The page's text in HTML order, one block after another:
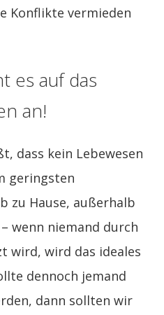
Konflikte vermieden
es auf das
an!
dass kein Lebewesen
geringsten
zu Hause, außerhalb
wenn niemand durch
wird, wird das ideales
dennoch jemand
dann sollten wir